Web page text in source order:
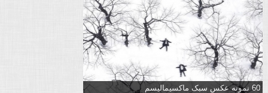
60 نمونه عکس سبک ماکسیمالیسم